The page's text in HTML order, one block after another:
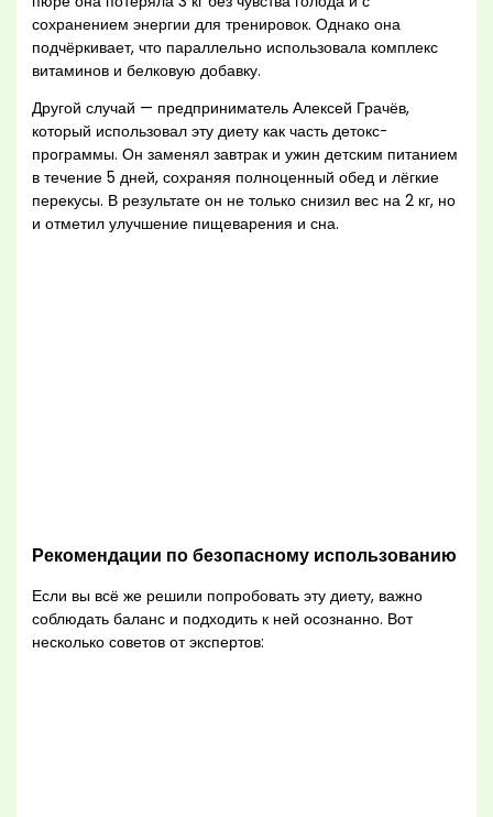
сохранением энергии для тренировок. Однако она
подчёркивает, что параллельно использовала комплекс
витаминов и белковую добавку.
Другой случай — предприниматель Алексей Грачёв,
который использовал эту диету как часть детокс-
программы. Он заменял завтрак и ужин детским питанием
в течение 5 дней, сохраняя полноценный обед и лёгкие
перекусы. В результате он не только снизил вес на 2 кг, но
и отметил улучшение пищеварения и сна.
Рекомендации по безопасному использованию
Если вы всё же решили попробовать эту диету, важно
соблюдать баланс и подходить к ней осознанно. Вот
несколько советов от экспертов: